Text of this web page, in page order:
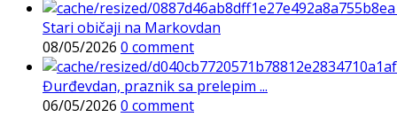
Stari običaji na Markovdan
08/05/2026 0 comment
Đurđevdan, praznik sa prelepim ...
06/05/2026 0 comment